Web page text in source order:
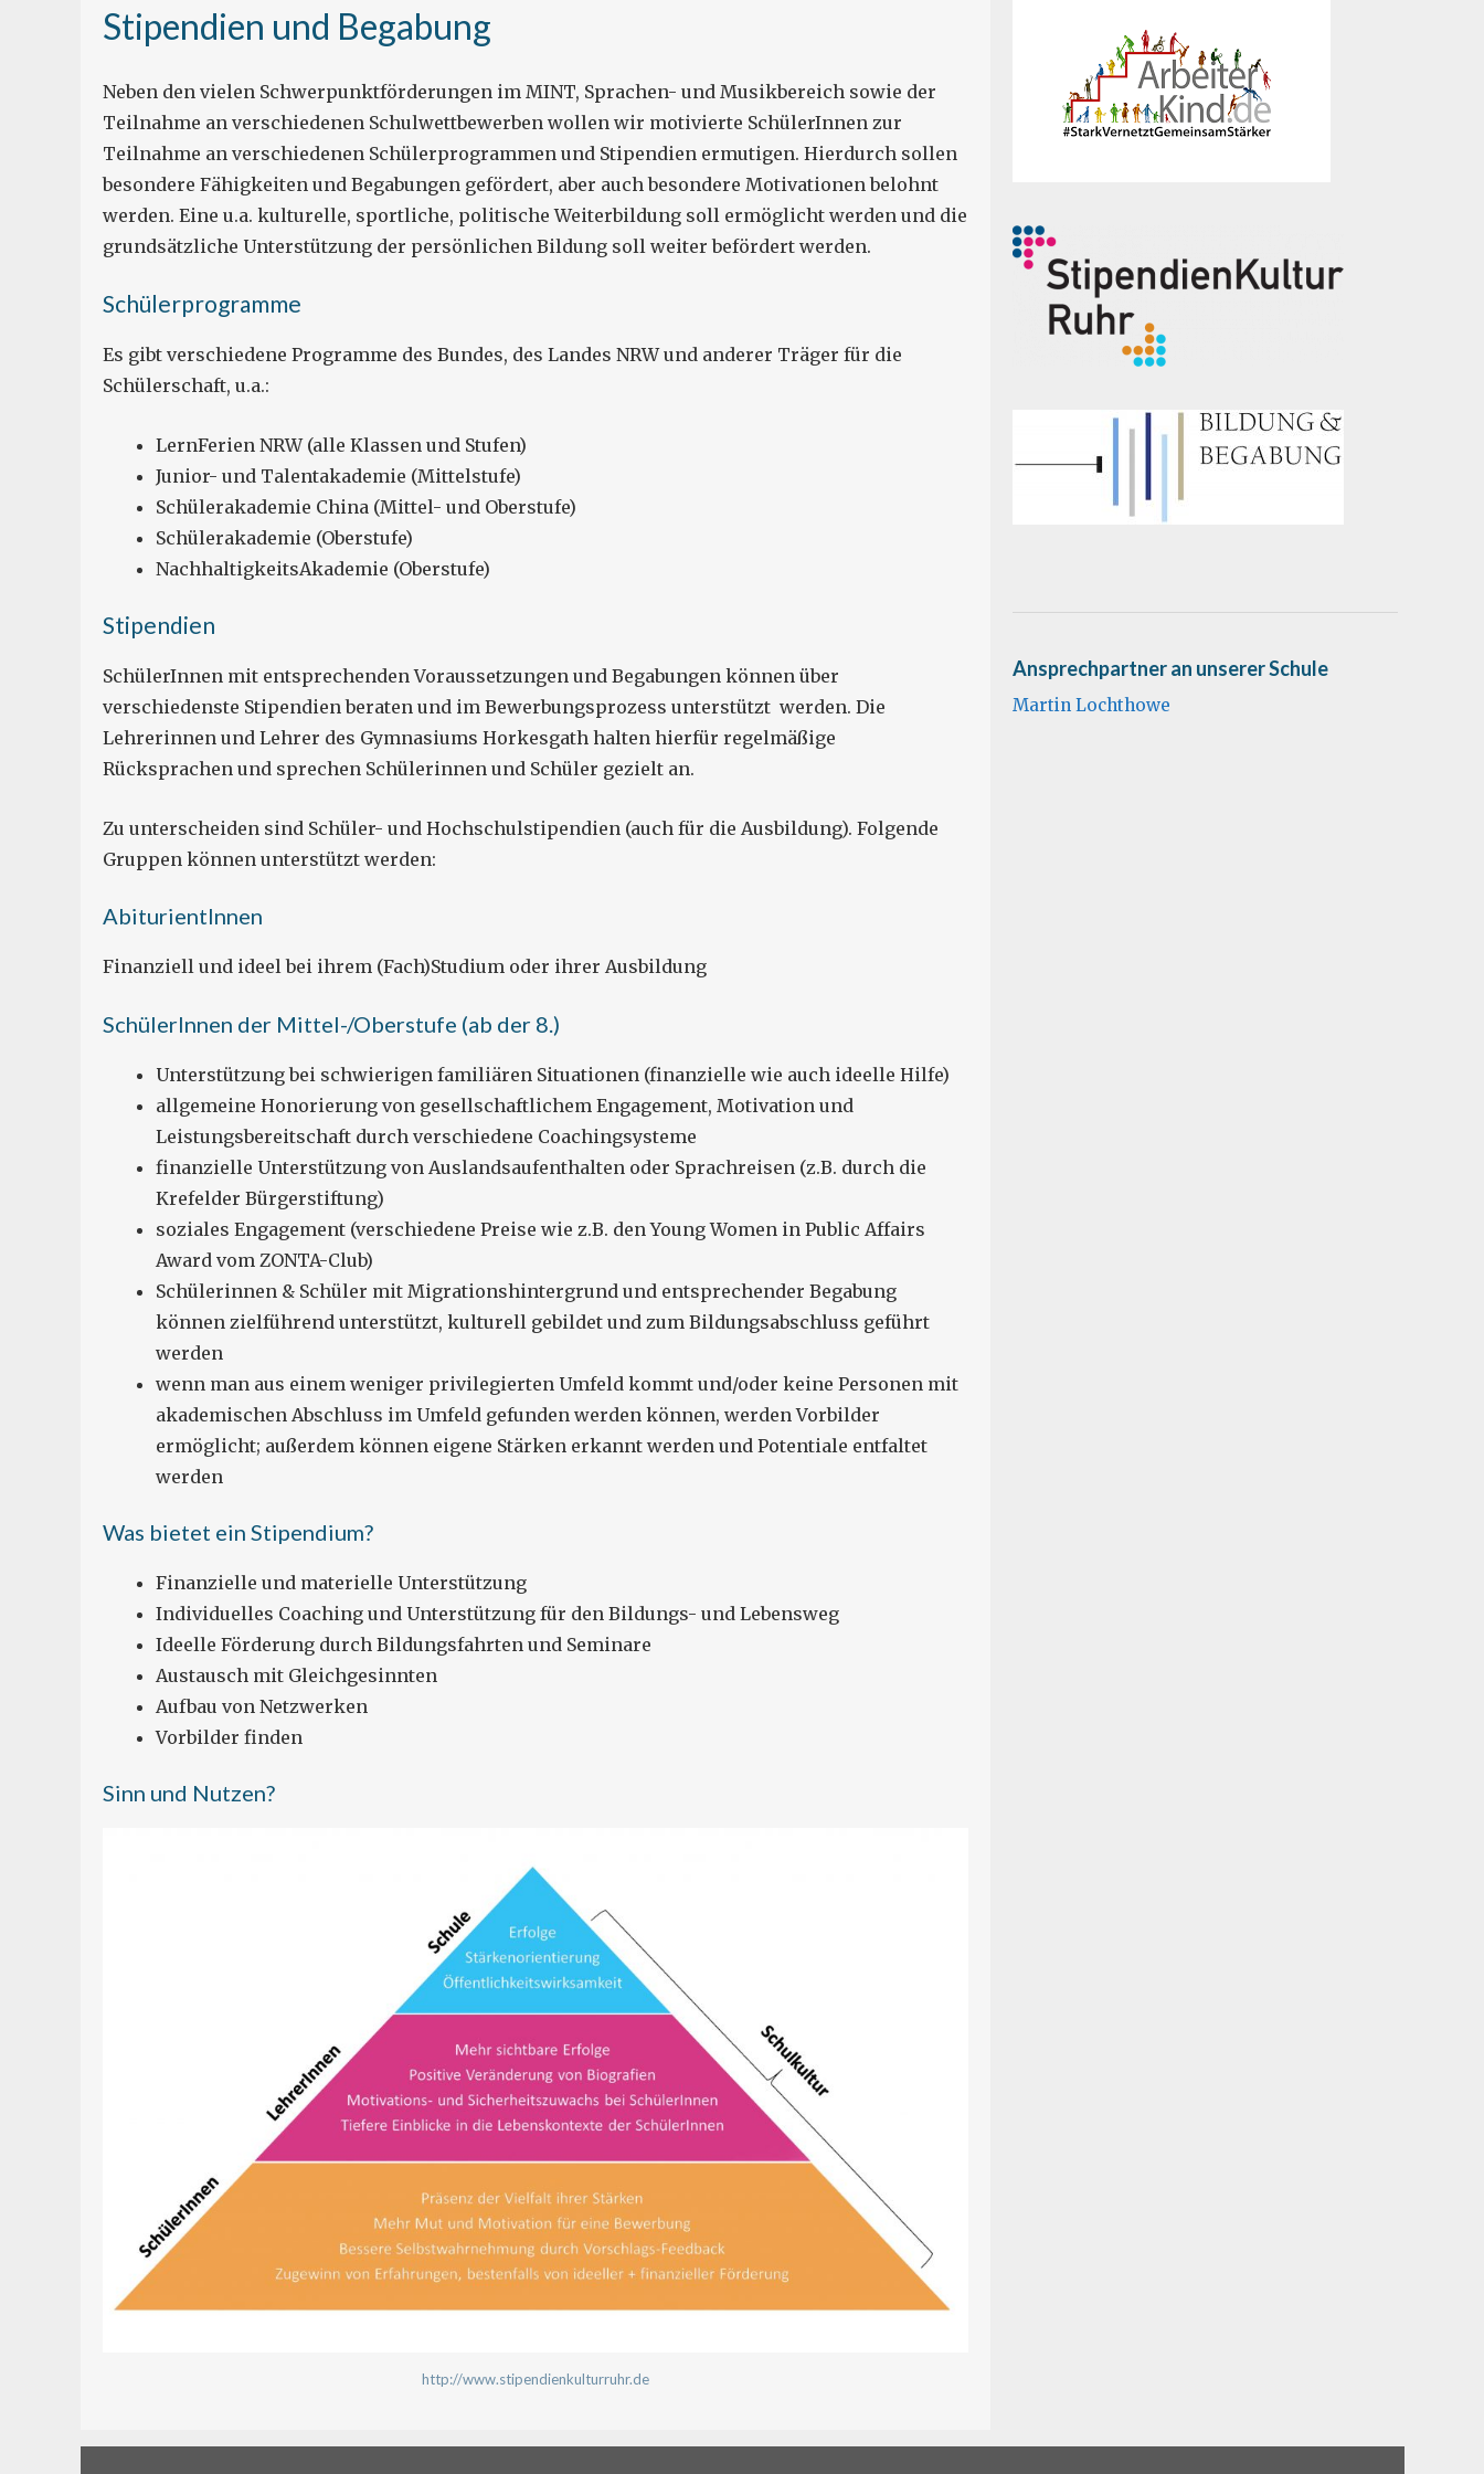
Stipendien und Begabung
Neben den vielen Schwerpunktförderungen im MINT, Sprachen- und Musikbereich sowie der
Teilnahme an verschiedenen Schulwettbewerben wollen wir motivierte SchülerInnen zur
Teilnahme an verschiedenen Schülerprogrammen und Stipendien ermutigen. Hierdurch sollen
besondere Fähigkeiten und Begabungen gefördert, aber auch besondere Motivationen belohnt
werden. Eine u.a. kulturelle, sportliche, politische Weiterbildung soll ermöglicht werden und die
grundsätzliche Unterstützung der persönlichen Bildung soll weiter befördert werden.
Schülerprogramme
Es gibt verschiedene Programme des Bundes, des Landes NRW und anderer Träger für die
Schülerschaft, u.a.:
LernFerien NRW (alle Klassen und Stufen)
Junior- und Talentakademie (Mittelstufe)
Schülerakademie China (Mittel- und Oberstufe)
Schülerakademie (Oberstufe)
NachhaltigkeitsAkademie (Oberstufe)
Stipendien
SchülerInnen mit entsprechenden Voraussetzungen und Begabungen können über
verschiedenste Stipendien beraten und im Bewerbungsprozess unterstützt werden. Die
Lehrerinnen und Lehrer des Gymnasiums Horkesgath halten hierfür regelmäßige
Rücksprachen und sprechen Schülerinnen und Schüler gezielt an.
Zu unterscheiden sind Schüler- und Hochschulstipendien (auch für die Ausbildung). Folgende
Gruppen können unterstützt werden:
AbiturientInnen
Finanziell und ideel bei ihrem (Fach)Studium oder ihrer Ausbildung
SchülerInnen der Mittel-/Oberstufe (ab der 8.)
Unterstützung bei schwierigen familiären Situationen (finanzielle wie auch ideelle Hilfe)
allgemeine Honorierung von gesellschaftlichem Engagement, Motivation und
Leistungsbereitschaft durch verschiedene Coachingsysteme
finanzielle Unterstützung von Auslandsaufenthalten oder Sprachreisen (z.B. durch die
Krefelder Bürgerstiftung)
soziales Engagement (verschiedene Preise wie z.B. den Young Women in Public Affairs
Award vom ZONTA-Club)
Schülerinnen & Schüler mit Migrationshintergrund und entsprechender Begabung
können zielführend unterstützt, kulturell gebildet und zum Bildungsabschluss geführt
werden
wenn man aus einem weniger privilegierten Umfeld kommt und/oder keine Personen mit
akademischen Abschluss im Umfeld gefunden werden können, werden Vorbilder
ermöglicht; außerdem können eigene Stärken erkannt werden und Potentiale entfaltet
werden
Was bietet ein Stipendium?
Finanzielle und materielle Unterstützung
Individuelles Coaching und Unterstützung für den Bildungs- und Lebensweg
Ideelle Förderung durch Bildungsfahrten und Seminare
Austausch mit Gleichgesinnten
Aufbau von Netzwerken
Vorbilder finden
Sinn und Nutzen?
http://www.stipendienkulturruhr.de
Ansprechpartner an unserer Schule
Martin Lochthowe